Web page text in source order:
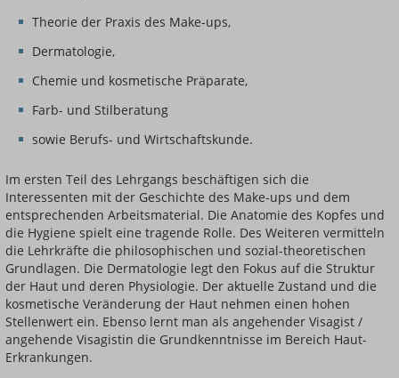
Theorie der Praxis des Make-ups,
Dermatologie,
Chemie und kosmetische Präparate,
Farb- und Stilberatung
sowie Berufs- und Wirtschaftskunde.
Im ersten Teil des Lehrgangs beschäftigen sich die
Interessenten mit der Geschichte des Make-ups und dem
entsprechenden Arbeitsmaterial. Die Anatomie des Kopfes und
die Hygiene spielt eine tragende Rolle. Des Weiteren vermitteln
die Lehrkräfte die philosophischen und sozial-theoretischen
Grundlagen. Die Dermatologie legt den Fokus auf die Struktur
der Haut und deren Physiologie. Der aktuelle Zustand und die
kosmetische Veränderung der Haut nehmen einen hohen
Stellenwert ein. Ebenso lernt man als angehender Visagist /
angehende Visagistin die Grundkenntnisse im Bereich Haut-
Erkrankungen.